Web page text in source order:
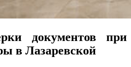
документов при
в Лазаревской